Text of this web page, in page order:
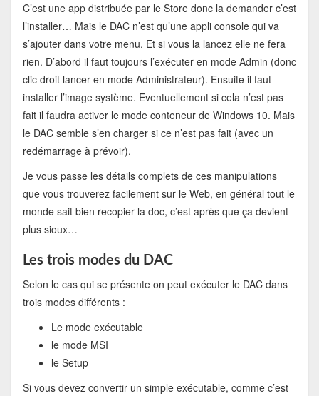
C’est une app distribuée par le Store donc la demander c’est
l’installer… Mais le DAC n’est qu’une appli console qui va
s’ajouter dans votre menu. Et si vous la lancez elle ne fera
rien. D’abord il faut toujours l’exécuter en mode Admin (donc
clic droit lancer en mode Administrateur). Ensuite il faut
installer l’image système. Eventuellement si cela n’est pas
fait il faudra activer le mode conteneur de Windows 10. Mais
le DAC semble s’en charger si ce n’est pas fait (avec un
redémarrage à prévoir).
Je vous passe les détails complets de ces manipulations
que vous trouverez facilement sur le Web, en général tout le
monde sait bien recopier la doc, c’est après que ça devient
plus sioux…
Les trois modes du DAC
Selon le cas qui se présente on peut exécuter le DAC dans
trois modes différents :
Le mode exécutable
le mode MSI
le Setup
Si vous devez convertir un simple exécutable, comme c’est